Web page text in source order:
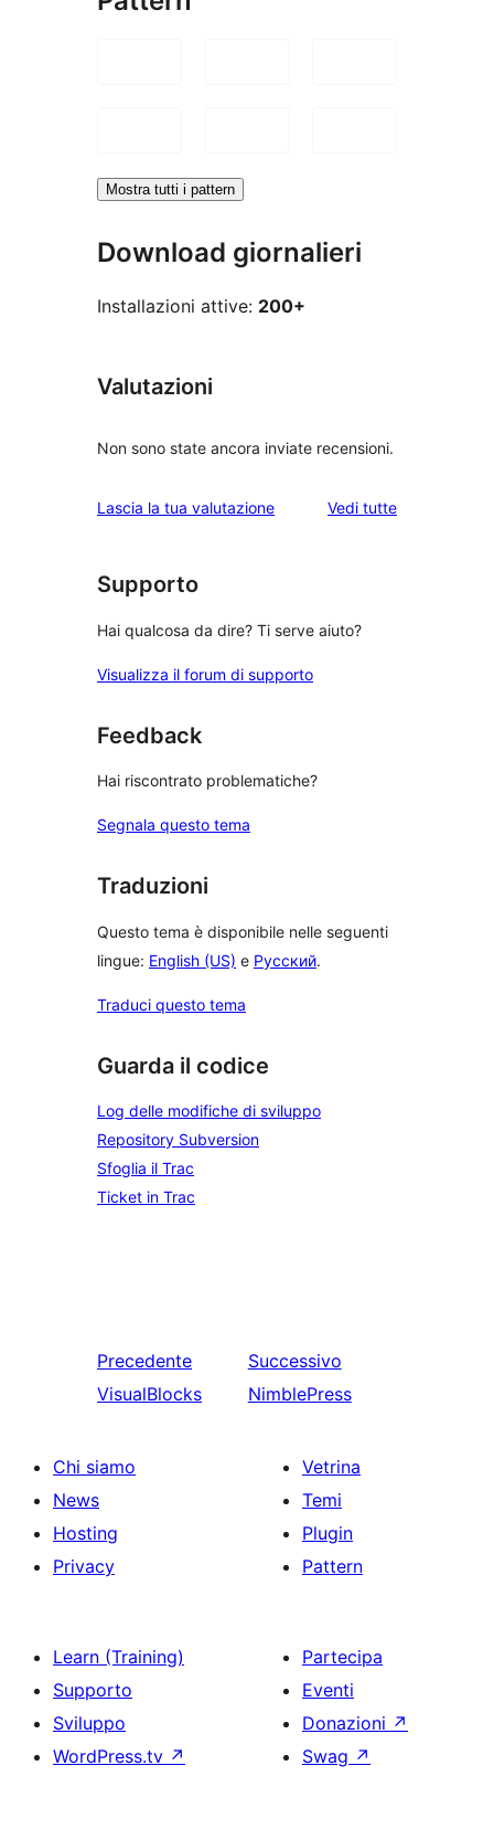
Mostra tutti i pattern
Download giornalieri
Installazioni attive: 200+
Valutazioni
Non sono state ancora inviate recensioni.
Lascia la tua valutazione Vedi tuttele
Supporto
Hai qualcosa da dire? Ti serve aiuto?
Visualizza il forum di supporto
Feedback
Hai riscontrato problematiche?
Segnala questo tema
Traduzioni
Questo tema è disponibile nelle seguenti
lingue: English (US) e Русский.
Traduci questo tema
Guarda il codice
Log delle modifiche di sviluppo
Repository Subversion
Sfoglia il Trac
Ticket in Trac
Precedente
VisualBlocks
Successivo
NimblePress
Chi siamo
News
Hosting
Privacy
Vetrina
Temi
Plugin
Pattern
Learn (Training)
Supporto
Sviluppo
WordPress.tv ↗
Partecipa
Eventi
Donazioni ↗
Swag ↗